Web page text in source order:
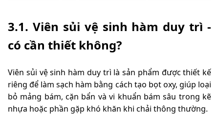
3.1. Viên sủi vệ sinh hàm duy trì -
có cần thiết không?
Viên sủi vệ sinh hàm duy trì là sản phẩm được thiết kế
riêng để làm sạch hàm bằng cách tạo bọt oxy, giúp loại
bỏ mảng bám, cặn bẩn và vi khuẩn bám sâu trong kẽ
nhựa hoặc phần gặp khó khăn khi chải thông thường.